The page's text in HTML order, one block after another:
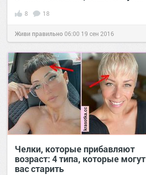
8 18
Живи правильно06:00 19 сен 2016
Челки, которые прибавляют
возраст: 4 типа, которые могут
вас старить